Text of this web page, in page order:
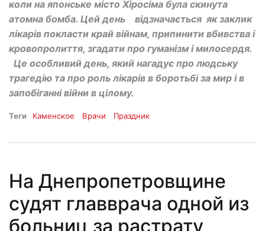
коли на японське місто Хіросіма була скинута
атомна бомба. Цей день відзначається як заклик
лікарів покласти край війнам, припинити вбивства і
кровопролиття, згадати про гуманізм і милосердя.
Це особливий день, який нагадує про людську
трагедію та про роль лікарів в боротьбі за мир і в
запобіганні війни в цілому.
Теги Каменское Врачи Праздник
На Днепропетровщине
судят главврача одной из
больниц за растрату